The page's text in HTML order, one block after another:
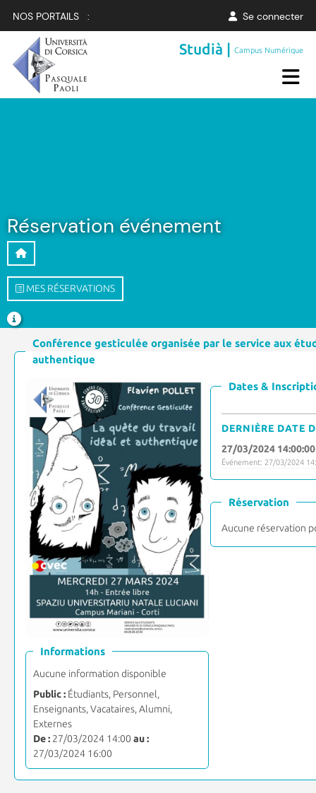
NOS PORTAILS : Se connecter
Studià |Campus Numérique
Réservation événement
MES RÉSERVATIONS
Conférence gesticulée organisée par le service aux
authentique
Informations
Aucune information disponible
Public :Étudiants, Personnel,
Enseignants, Vacataires, Alumni,
Externes
De :27/03/2024 14:00 au :
27/03/2024 16:00
Dates &
DERNIÈRE DATE
27/03/2024 14:00:00
Événement: 27/03/2024
Réservation
Aucune réservation